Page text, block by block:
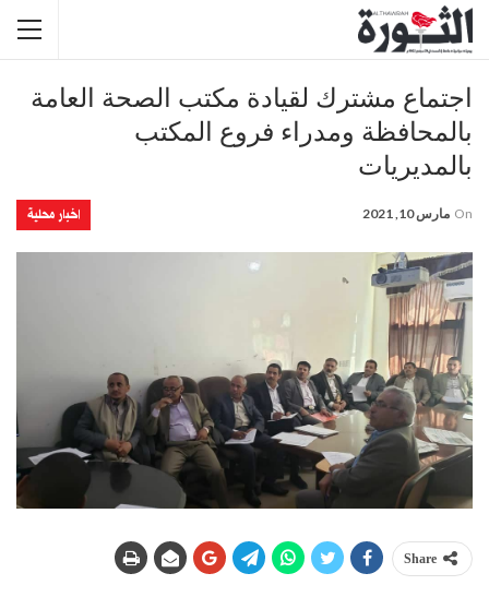
اجتماع مشترك لقيادة مكتب الصحة العامة
بالمحافظة ومدراء فروع المكتب
بالمديريات
اخبار محلية On مارس 10, 2021
Share